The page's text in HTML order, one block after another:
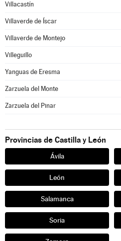
Villacastín
Villaverde de Íscar
Villaverde de Montejo
Villeguillo
Yanguas de Eresma
Zarzuela del Monte
Zarzuela del Pinar
Provincias de Castilla y León
Ávila
León
Salamanca
Soria